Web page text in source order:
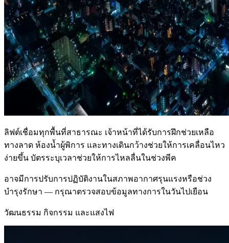
ลิฟต์เชื่อมทุกพื้นที่สาธารณะ เจ้าหน้าที่ได้รับการฝึกช่วยเหลือ
ทางลาด ห้องน้ำผู้พิการ และทางเดินกว้างช่วยให้การเคลื่อนไหว
ง่ายขึ้น บัตรระบุเวลาช่วยให้การไหลลื่นในช่วงพีค
อาจมีการปรับการปฏิบัติงานในสภาพอากาศรุนแรงหรือช่วง
บำรุงรักษา — กรุณาตรวจสอบข้อมูลทางการในวันไปเยือน
วัฒนธรรม กิจกรรม และแสงไฟ